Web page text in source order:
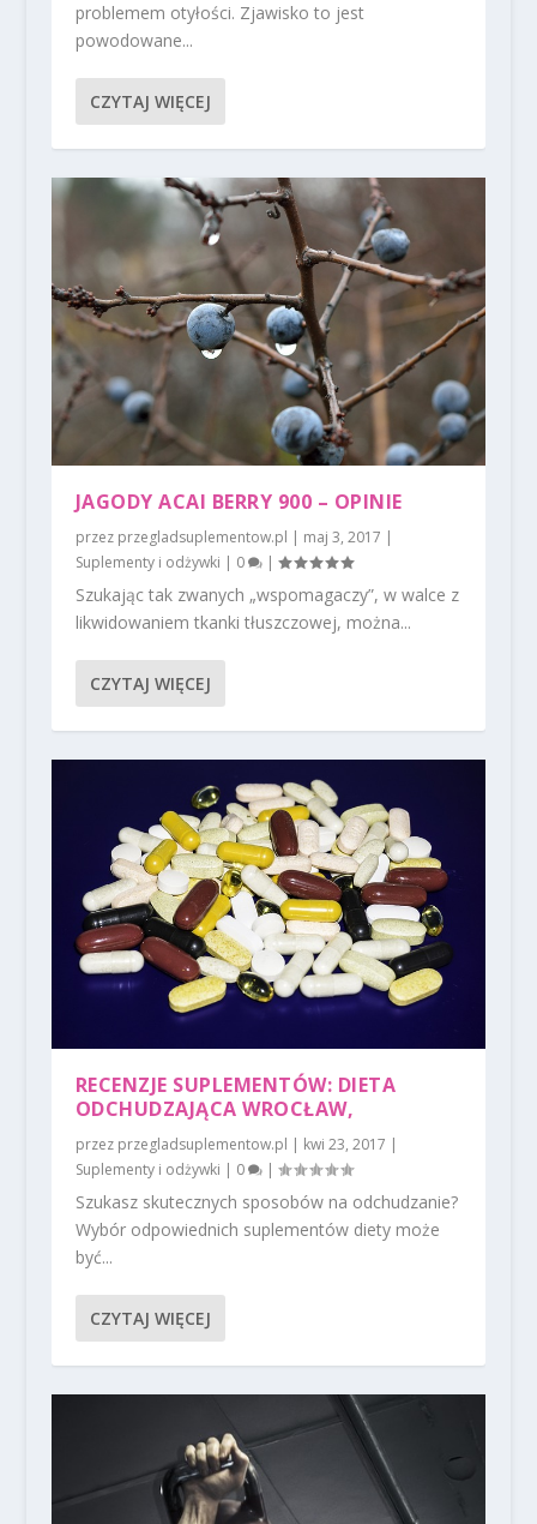
problemem otyłości. Zjawisko to jest
powodowane...
CZYTAJ WIĘCEJ
JAGODY ACAI BERRY 900 – OPINIE
przez przegladsuplementow.pl maj 3, 2017
Suplementy i odżywki
0 |
Szukając tak zwanych „wspomagaczy”, w walce z
likwidowaniem tkanki tłuszczowej, można...
CZYTAJ WIĘCEJ
RECENZJE SUPLEMENTÓW: DIETA
ODCHUDZAJĄCA WROCŁAW,
przez przegladsuplementow.pl | kwi 23, 2017 |
Suplementy i odżywki | 0 |
Szukasz skutecznych sposobów na odchudzanie?
Wybór odpowiednich suplementów diety może
być...
CZYTAJ WIĘCEJ